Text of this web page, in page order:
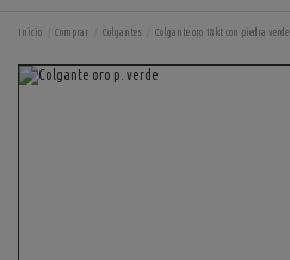
Inicio Comprar Colgantes Colgante oro 18kt con piedra verde